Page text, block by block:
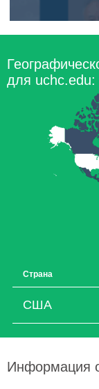
для uchc.edu:
Страна
США
Информация